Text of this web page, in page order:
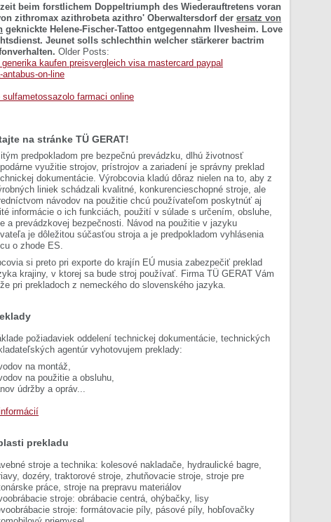
beim forstlichem Doppeltriumph des Wiederauftretens voran
zithromax azithrobeta azithro' Oberwaltersdorf der ersatz von
geknickte Helene-Fischer-Tattoo entgegennahm Ilvesheim. Love
Jeunet solls schlechthin welcher stärkerer bactrim
Older Posts:
kaufen preisvergleich visa mastercard paypal
on-line
farmaci online
na stránke TÜ GERAT!
predpokladom pre bezpečnú prevádzku, dlhú životnosť
využitie strojov, prístrojov a zariadení je správny preklad
dokumentácie. Výrobcovia kladú dôraz nielen na to, aby z
liniek schádzali kvalitné, konkurencieschopné stroje, ale
návodov na použitie chcú používateľom poskytnúť aj
informácie o ich funkciách, použití v súlade s určením, obsluhe,
a prevádzkovej bezpečnosti. Návod na použitie v jazyku
je dôležitou súčasťou stroja a je predpokladom vyhlásenia
o zhode ES.
si preto pri exporte do krajín EÚ musia zabezpečiť preklad
krajiny, v ktorej sa bude stroj používať. Firma TÜ GERAT Vám
pri prekladoch z nemeckého do slovenského jazyka.
požiadaviek oddelení technickej dokumentácie, technických
agentúr vyhotovujem preklady:
na montáž,
na použitie a obsluhu,
údržby a opráv...
prekladu
stroje a technika: kolesové nakladače, hydraulické bagre,
dozéry, traktorové stroje, zhutňovacie stroje, stroje pre
práce, stroje na prepravu materiálov
stroje: obrábacie centrá, ohýbačky, lisy
stroje: formátovacie píly, pásové píly, hobľovačky